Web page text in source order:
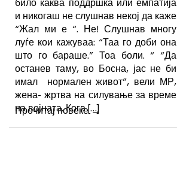
било каква поддршка или емпатија
и никогаш не слушнав некој да каже
“Жал ми е “. Не! Слушнав многу
луѓе кои кажуваа: “Таа го доби она
што го бараше.” Тоа боли. “ “Да
останев таму, во Босна, јас не би
имал нормален живот”, вели МР,
жена- жртва на силување за време
на војната. Кога […]
Прочитај повеќе→